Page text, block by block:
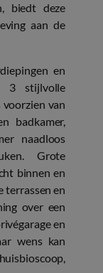
biedt deze
aan de
en
3 stijlvolle
voorzien van
badkamer,
naadloos
Grote
binnen en
terrassen en
over een
en
wens kan